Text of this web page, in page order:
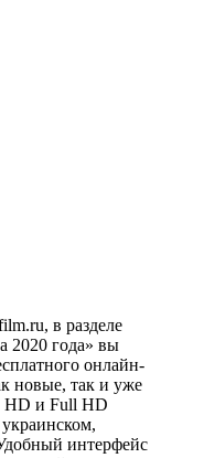
в разделе
2020 года» вы
онлайн-
новые, так и уже
HD и Full HD
интерфейс